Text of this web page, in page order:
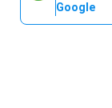
Google